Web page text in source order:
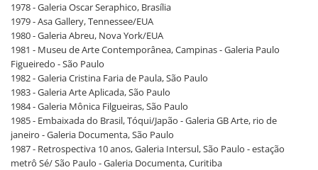
1978 - Galeria Oscar Seraphico, Brasília
1979 - Asa Gallery, Tennessee/EUA
1980 - Galeria Abreu, Nova York/EUA
1981 - Museu de Arte Contemporânea, Campinas - Galeria Paulo
Figueiredo - São Paulo
1982 - Galeria Cristina Faria de Paula, São Paulo
1983 - Galeria Arte Aplicada, São Paulo
1984 - Galeria Mônica Filgueiras, São Paulo
1985 - Embaixada do Brasil, Tóqui/Japão - Galeria GB Arte, rio de
janeiro - Galeria Documenta, São Paulo
1987 - Retrospectiva 10 anos, Galeria Intersul, São Paulo - estação
metrô Sé/ São Paulo - Galeria Documenta, Curitiba